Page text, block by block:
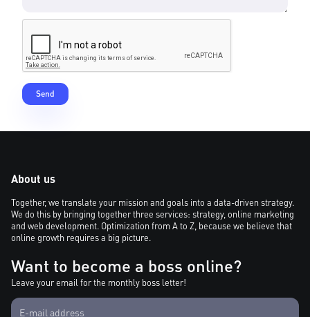
About us
Together, we translate your mission and goals into a data-driven strategy.
We do this by bringing together three services: strategy, online marketing
and web development. Optimization from A to Z, because we believe that
online growth requires a big picture.
Want to become a boss online?
Leave your email for the monthly boss letter!